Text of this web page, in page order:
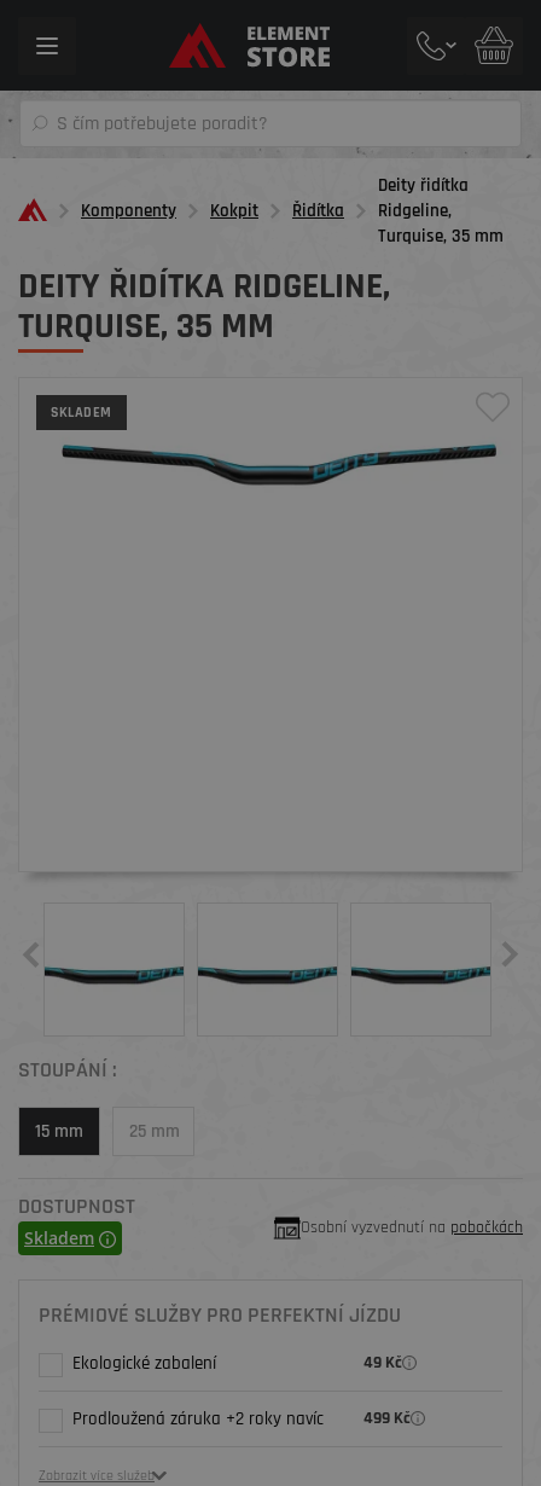
Toggle
Komponenty Kokpit Řidítka
Deity řidítka
Ridgeline,
Turquise, 35 mm
DEITY ŘIDÍTKA RIDGELINE,
TURQUISE, 35 MM
SKLADEM
STOUPÁNÍ :
15 mm 25 mm
DOSTUPNOST
Skladem Osobní vyzvednutí na pobočkách
PRÉMIOVÉ SLUŽBY PRO PERFEKTNÍ JÍZDU
Ekologické zabalení 49 Kč
Prodloužená záruka +2 roky navíc 499 Kč
Zobrazit více služeb